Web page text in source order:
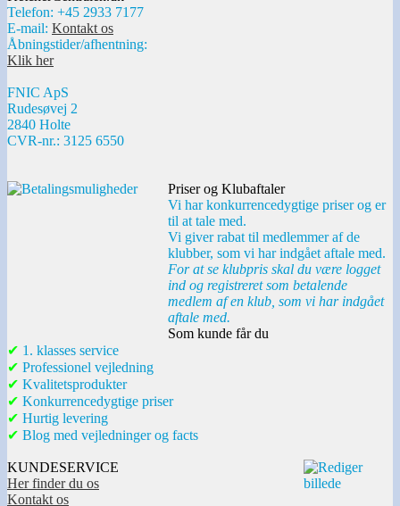
Telefon: +45 2933 7177
E-mail: Kontakt os
Åbningstider/afhentning:
Klik her
FNIC ApS
Rudesøvej 2
2840 Holte
CVR-nr.: 3125 6550
Priser og Klubaftaler
Vi har konkurrencedygtige priser og er
til at tale med.
Vi giver rabat til medlemmer af de
klubber, som vi har indgået aftale med.
For at se klubpris skal du være logget
ind og registreret som betalende
medlem af en klub, som vi har indgået
aftale med.
Som kunde får du
✔ 1. klasses service
✔ Professionel vejledning
✔ Kvalitetsprodukter
✔ Konkurrencedygtige priser
✔ Hurtig levering
✔ Blog med vejledninger og facts
KUNDESERVICE
Her finder du os
Kontakt os